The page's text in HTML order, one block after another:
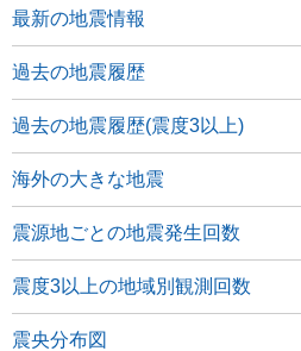
最新の地震情報
過去の地震履歴
過去の地震履歴(震度3以上)
海外の大きな地震
震源地ごとの地震発生回数
震度3以上の地域別観測回数
震央分布図